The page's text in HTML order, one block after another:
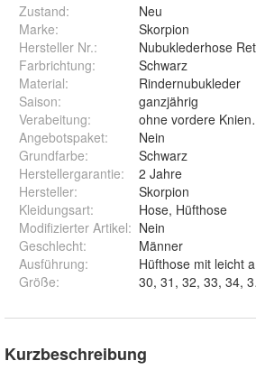
Zustand:
Neu
Marke:
Skorpion
Hersteller Nr.:
Nubuklederhose
Farbrichtung:
Schwarz
Material:
Rindernubukleder
Saison:
ganzjährig
Verabeitung:
ohne vordere
Angebotspaket:
Nein
Grundfarbe:
Schwarz
Herstellergarantie:
2 Jahre
Hersteller:
Skorpion
Kleidungsart:
Hose, Hüfthose
Modifizierter Artikel: Nein
Geschlecht:
Männer
Ausführung:
Hüfthose mit leicht
Größe:
Kurzbeschreibung